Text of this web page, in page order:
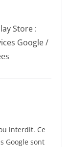
Store :
Google /
interdit. Ce
Google sont